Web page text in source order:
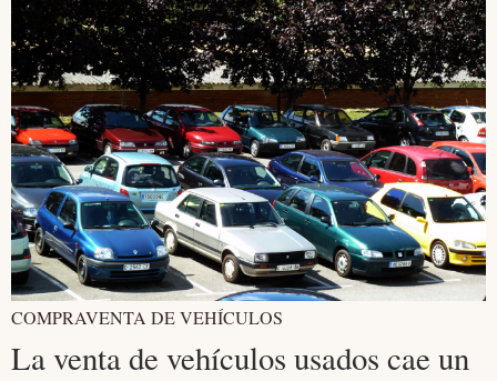
COMPRAVENTA DE VEHÍCULOS
La venta de vehículos usados cae un